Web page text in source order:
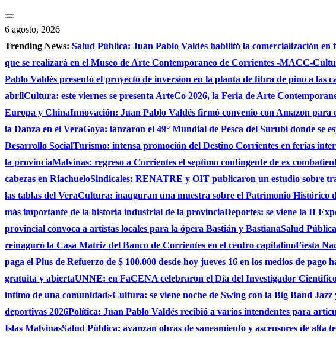
Saltar
al
contenido
6 agosto, 2026
Trending News: Salud Pública: Juan Pablo Valdés habilitó la comercialización en
que se realizará en el Museo de Arte Contemporaneo de Corrientes -MACC-
Pablo Valdés presentó el proyecto de inversion en la planta de fibra de pino a las
abrilCultura: este viernes se presenta ArteCo 2026, la Feria de Arte
Europa y ChinaInnovación: Juan Pablo Valdés firmó convenio con Amazon
la Danza en el VeraGoya: lanzaron el 49° Mundial de Pesca del Surubí donde se
Desarrollo SocialTurismo: intensa promoción del Destino Corrientes en ferias
la provinciaMalvinas: regreso a Corrientes el septimo contingente de ex
cabezas en RiachueloSindicales: RENATRE y OIT publicaron un estudio sobre
las tablas del VeraCultura: inauguran una muestra sobre el Patrimonio Histórico
más importante de la historia industrial de la provinciaDeportes: se viene la II
provincial convoca a artistas locales para la ópera Bastián y BastianaSalud
reinaguró la Casa Matriz del Banco de Corrientes en el centro capitalinoFiesta
paga el Plus de Refuerzo de $ 100.000 desde hoy jueves 16 en los medios de pago
gratuita y abiertaUNNE: en FaCENA celebraron el Día del Investigador
íntimo de una comunidad»Cultura: se viene noche de Swing con la Big Band
deportivas 2026Política: Juan Pablo Valdés recibió a varios intendentes para
Islas MalvinasSalud Pública: avanzan obras de saneamiento y ascensores de alta